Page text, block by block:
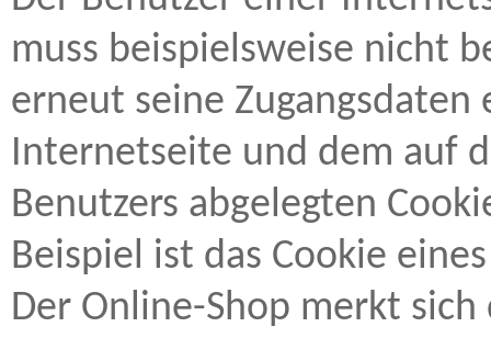
muss beispielsweise nicht
erneut seine
Internetseite und dem auf
Benutzers abgelegten
Beispiel ist das Cookie
Der Online-Shop merkt